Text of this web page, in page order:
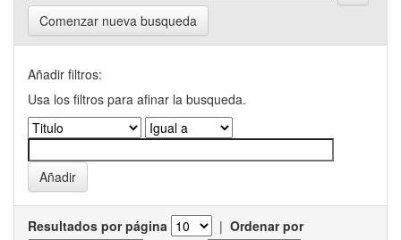
Comenzar nueva busqueda
Añadir filtros:
Usa los filtros para afinar la busqueda.
Resultados por página | Ordenar por